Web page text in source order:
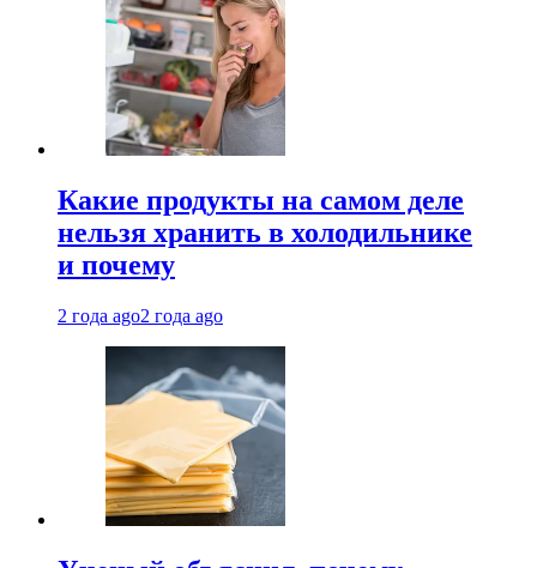
Какие продукты на самом деле
нельзя хранить в холодильнике
и почему
2 года ago2 года ago